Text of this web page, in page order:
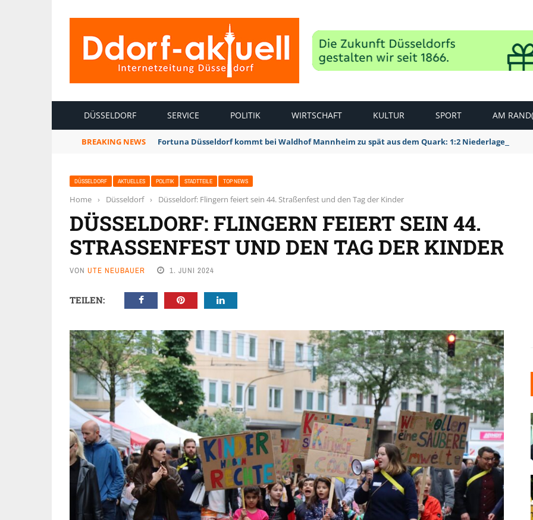
DÜSSELDORF SERVICE POLITIK WIRTSCHAFT KULTUR SPORT AM
BREAKING NEWS Fortuna Düsseldorf kommt bei Waldhof Mannheim zu spät aus dem Quark: 1:2 Niederlage
DÜSSELDORF AKTUELLES POLITIK STADTTEILE TOP NEWS
Home › Düsseldorf › Düsseldorf: Flingern feiert sein 44. Straßenfest und den Tag der Kinder
DÜSSELDORF: FLINGERN FEIERT SEIN 44.
STRASSENFEST UND DEN TAG DER KINDER
VON UTE NEUBAUER 1. JUNI 2024
TEILEN: